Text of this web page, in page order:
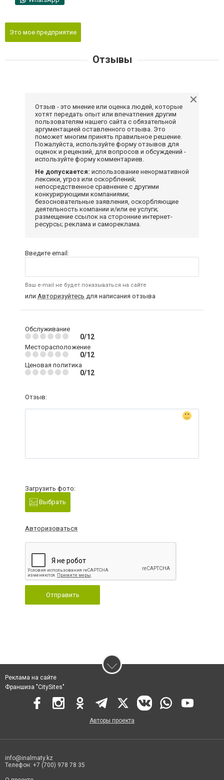
Это мое предприятие
Отзывы
Отзыв - это мнение или оценка людей, которые
хотят передать опыт или впечатления другим
пользователям нашего сайта с обязательной
аргументацией оставленного отзыва. Это
поможет многим принять правильное решение.
Пожалуйста, используйте форму отзывов для
оценок и рецензий, для вопросов и обсуждений -
используйте форму комментариев.
Не допускается: использование ненормативной
лексики, угроз или оскорблений;
непосредственное сравнение с другими
конкурирующими компаниями;
безосновательные заявления, оскорбляющие
деятельность компании и/или ее услуги;
размещение ссылок на сторонние интернет-
ресурсы; реклама и самореклама.
Введите email:
Ваш e-mail не будет показываться на сайте
или Авторизуйтесь для написания отзыва
Обслуживание
0/12
Месторасположение
0/12
Ценовая политика
0/12
Отзыв:
Загрузить фото:
Выбрать
Авторизоваться
Отправить
Реклама на сайте
Франшиза "CitySites"
Авторы проекта
info@inalmaty.kz
Телефон: +7 (700) 978 78 35